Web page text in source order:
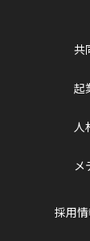
共
起
人
メ
採用